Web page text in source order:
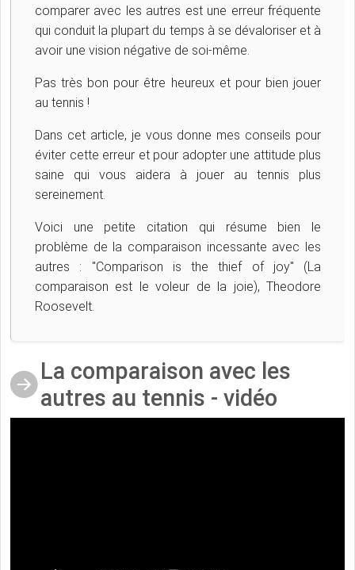
comparer avec les autres est une erreur fréquente
qui conduit la plupart du temps à se dévaloriser et à
avoir une vision négative de soi-même.
Pas très bon pour être heureux et pour bien jouer
au tennis !
Dans cet article, je vous donne mes conseils pour
éviter cette erreur et pour adopter une attitude plus
saine qui vous aidera à jouer au tennis plus
sereinement.
Voici une petite citation qui résume bien le
problème de la comparaison incessante avec les
autres : "Comparison is the thief of joy" (La
comparaison est le voleur de la joie), Theodore
Roosevelt.
La comparaison avec les
autres au tennis - vidéo